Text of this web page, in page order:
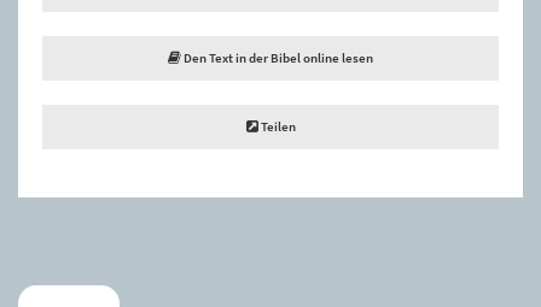
Den Text in der Bibel online lesen
Teilen